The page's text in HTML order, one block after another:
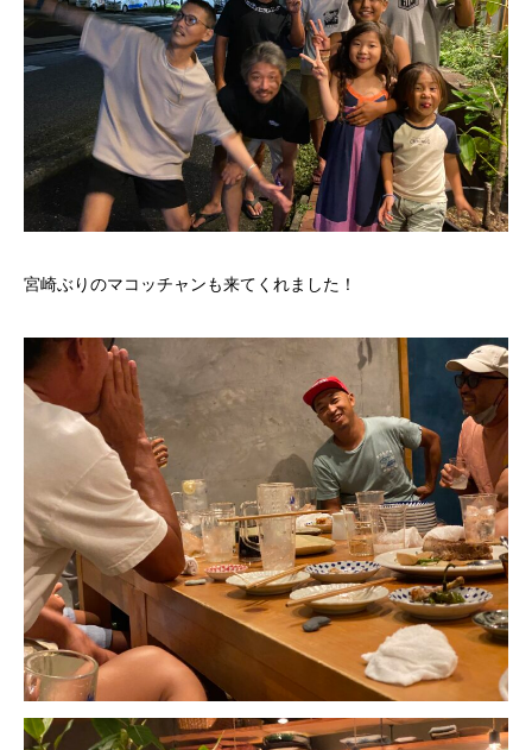
宮崎ぶりのマコッチャンも来てくれました！